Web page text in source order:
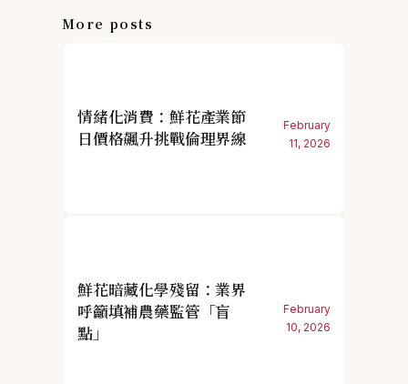
More posts
情緒化消費：鮮花產業節
日價格飆升挑戰倫理界線
February
11, 2026
鮮花暗藏化學殘留：業界
呼籲填補農藥監管「盲
點」
February
10, 2026